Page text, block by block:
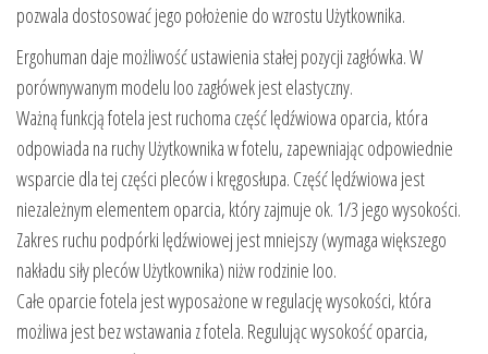
pozwala dostosować jego położenie do wzrostu Użytkownika.
Ergohuman daje możliwość ustawienia stałej pozycji zagłówka. W
porównywanym modelu Ioo zagłówek jest elastyczny.
Ważną funkcją fotela jest ruchoma część lędźwiowa oparcia, która
odpowiada na ruchy Użytkownika w fotelu, zapewniając odpowiednie
wsparcie dla tej części pleców i kręgosłupa. Część lędźwiowa jest
niezależnym elementem oparcia, który zajmuje ok. 1/3 jego wysokości.
Zakres ruchu podpórki lędźwiowej jest mniejszy (wymaga większego
nakładu siły pleców Użytkownika) niżw rodzinie Ioo.
Całe oparcie fotela jest wyposażone w regulację wysokości, która
możliwa jest bez wstawania z fotela. Regulując wysokość oparcia,